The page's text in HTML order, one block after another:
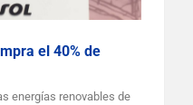
el 40% de
energías renovables de